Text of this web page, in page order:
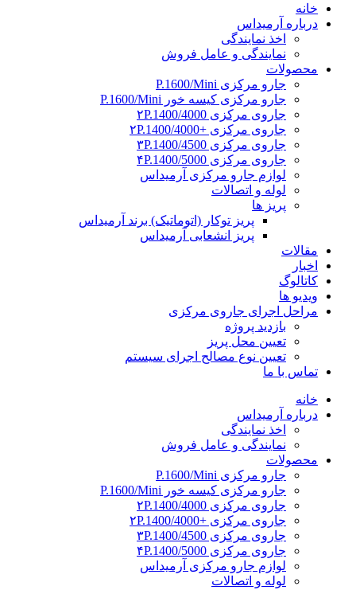
خانه
درباره آرمیداس
اخذ نمایندگی
نمایندگی و عامل فروش
محصولات
جارو مرکزی P.1600/Mini
جارو مرکزی کیسه خور P.1600/Mini
جاروی مرکزی ۲P.1400/4000
جاروی مرکزی +۲P.1400/4000
جاروی مرکزی ۳P.1400/4500
جاروی مرکزی ۴P.1400/5000
لوازم جارو مرکزی آرمیداس
لوله و اتصالات
پریز ها
پریز توکار (اتوماتیک) برند آرمیداس
پریز انشعابی آرمیداس
مقالات
اخبار
کاتالوگ
ویدیو ها
مراحل اجرای جاروی مرکزی
بازدید پروژه
تعیین محل پریز
تعیین نوع مصالح اجرای سیستم
تماس با ما
خانه
درباره آرمیداس
اخذ نمایندگی
نمایندگی و عامل فروش
محصولات
جارو مرکزی P.1600/Mini
جارو مرکزی کیسه خور P.1600/Mini
جاروی مرکزی ۲P.1400/4000
جاروی مرکزی +۲P.1400/4000
جاروی مرکزی ۳P.1400/4500
جاروی مرکزی ۴P.1400/5000
لوازم جارو مرکزی آرمیداس
لوله و اتصالات